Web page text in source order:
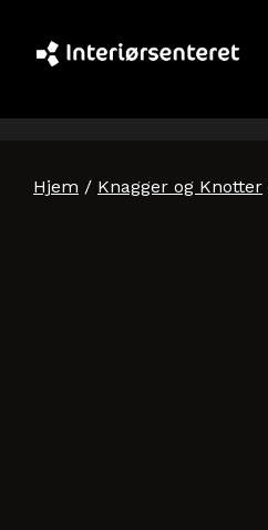
innhold
Hjem / Knagger og Knotter